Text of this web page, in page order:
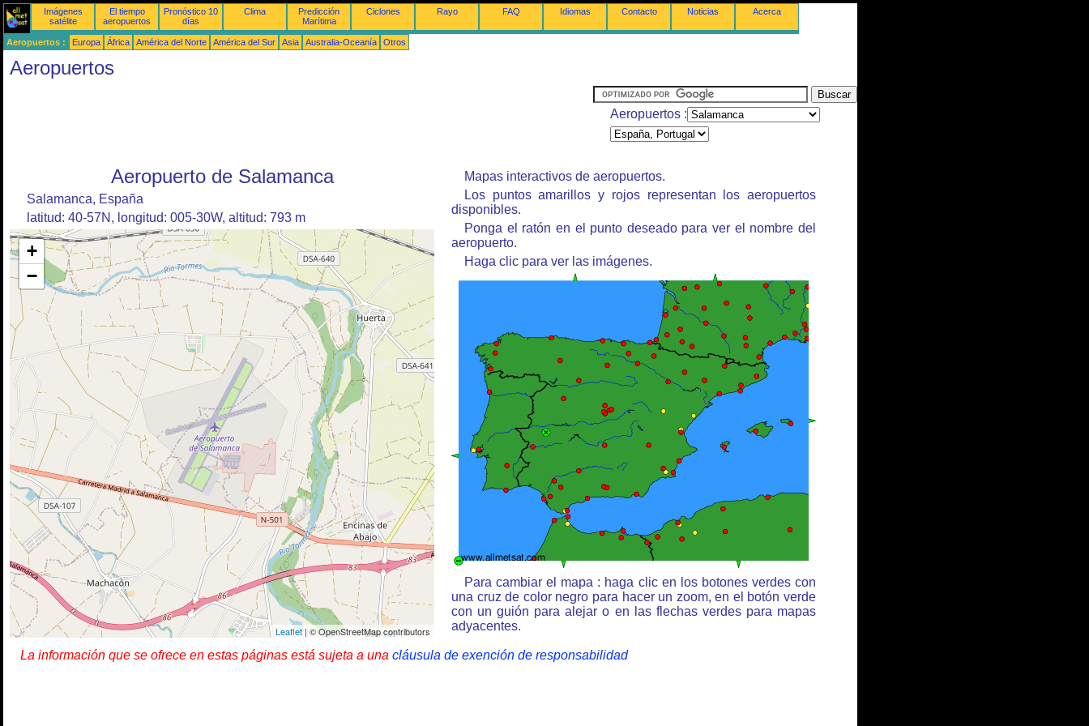
Imágenes
satélite
El tiempo
aeropuertos
Pronóstico 10
días
Clima
Predicción
Marítima
Ciclones Rayo FAQ Idiomas Contacto Noticias Acerca
Aeropuertos : Europa África América del Norte América del Sur Asia Australia-Oceanía Otros
Aeropuertos
Aeropuertos :
Aeropuerto de Salamanca
Salamanca, España
latitud: 40-57N, longitud: 005-30W, altitud: 793 m
+
−
Leaflet| © OpenStreetMap contributors
Mapas interactivos de aeropuertos.
Los puntos amarillos y rojos representan los aeropuertos
disponibles.
Ponga el ratón en el punto deseado para ver el nombre del
aeropuerto.
Haga clic para ver las imágenes.
Para cambiar el mapa : haga clic en los botones verdes con
una cruz de color negro para hacer un zoom, en el botón verde
con un guión para alejar o en las flechas verdes para mapas
adyacentes.
La información que se ofrece en estas páginas está sujeta a una cláusula de exención de responsabilidad